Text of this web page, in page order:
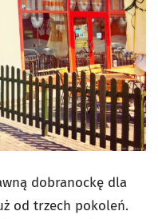
dobranockę dla
od trzech pokoleń.